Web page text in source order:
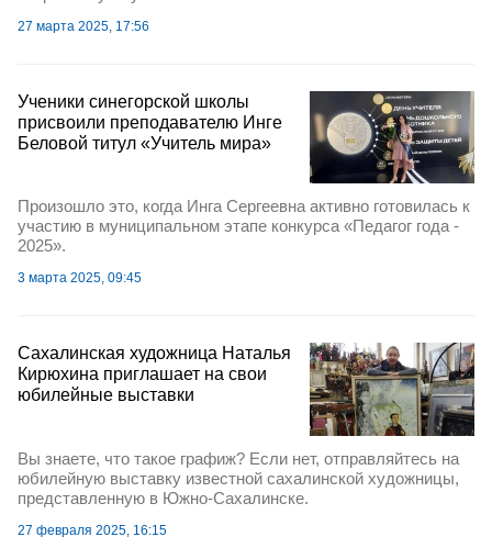
27 марта 2025, 17:56
Ученики синегорской школы
присвоили преподавателю Инге
Беловой титул «Учитель мира»
Произошло это, когда Инга Сергеевна активно готовилась к
участию в муниципальном этапе конкурса «Педагог года -
2025».
3 марта 2025, 09:45
Cахалинская художница Наталья
Кирюхина приглашает на свои
юбилейные выставки
Вы знаете, что такое графиж? Если нет, отправляйтесь на
юбилейную выставку известной сахалинской художницы,
представленную в Южно-Сахалинске.
27 февраля 2025, 16:15